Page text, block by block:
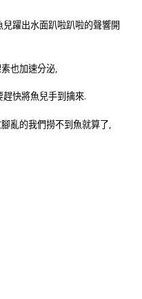
躍出水面趴啦趴啦的聲響開
也加速分泌,
快將魚兒手到擒來.
亂的我們撈不到魚就算了,